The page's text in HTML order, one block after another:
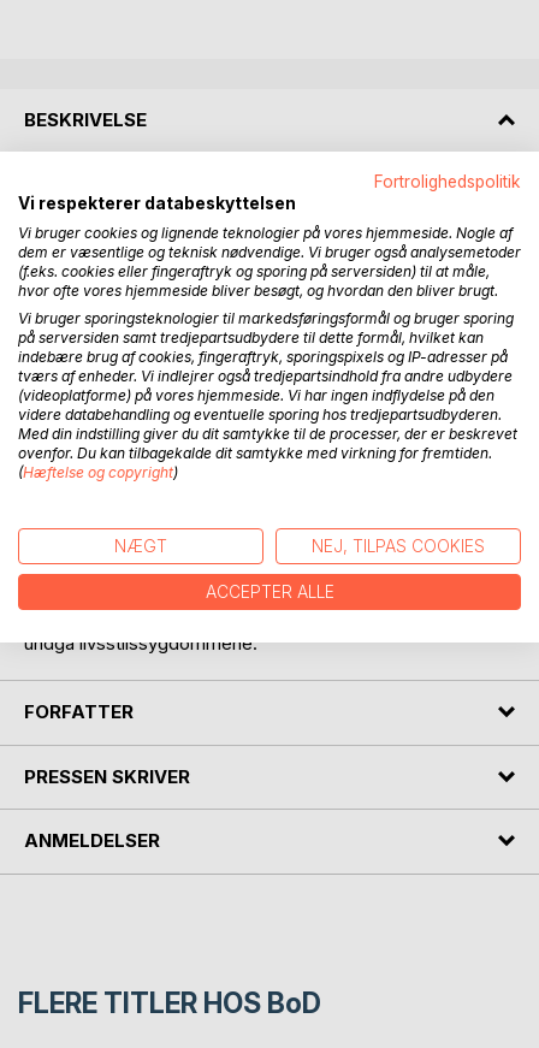
BESKRIVELSE
Denne bog er blevet til ved, at Mathias Hjort Jensen har
samlet indlæg fra sin blog
mathiashjortjensen.substack.com , som han startede på i
november 2022.
Flere af bogens indlæg omhandler Mathias' erfaringer,
oplevelser og synspunkter gennem sit halve levede liv, der
blev så meget andet end sygdom, skønt han i sin tidlige
ungdom fik en tung psykiatrisk diagnose. Livet skal IKKE
være en sygdom og det blev forfatterens liv heller ikke.
I andre indlæg gør forfatteren op med psykiatriens syn på
vi har levet, og det, vi har med i bagagen. Det er vores
levede liv, der afgør, hvordan vi har det, og livet skal ikke
forveksles med en sygdom. Mathias fortæller også om sin
undgå livsstilssygdommene.
FORFATTER
PRESSEN SKRIVER
ANMELDELSER
FLERE TITLER HOS BoD
Fortrolighedspolitik
Vi respekterer databeskyttelsen
Vi bruger cookies og lignende teknologier på vores hjemmeside. Nogle af
dem er væsentlige og teknisk nødvendige. Vi bruger også analysemetoder
(f.eks. cookies eller fingeraftryk og sporing på serversiden) til at måle,
hvor ofte vores hjemmeside bliver besøgt, og hvordan den bliver brugt.
Vi bruger sporingsteknologier til markedsføringsformål og bruger sporing
på serversiden samt tredjepartsudbydere til dette formål, hvilket kan
indebære brug af cookies, fingeraftryk, sporingspixels og IP-adresser på
tværs af enheder. Vi indlejrer også tredjepartsindhold fra andre udbydere
(videoplatforme) på vores hjemmeside. Vi har ingen indflydelse på den
videre databehandling og eventuelle sporing hos tredjepartsudbyderen.
Med din indstilling giver du dit samtykke til de processer, der er beskrevet
ovenfor. Du kan tilbagekalde dit samtykke med virkning for fremtiden.
(Hæftelse og copyright)
NÆGT NEJ, TILPAS COOKIES
ACCEPTER ALLE